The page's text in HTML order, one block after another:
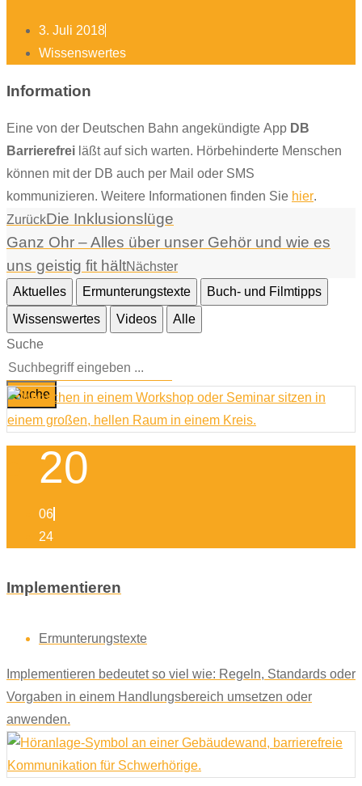
3. Juli 2018
Wissenswertes
Information
Eine von der Deutschen Bahn angekündigte App DB
Barrierefrei läßt auf sich warten. Hörbehinderte Menschen
können mit der DB auch per Mail oder SMS
kommunizieren. Weitere Informationen finden Sie hier.
ZurückDie Inklusionslüge
Ganz Ohr – Alles über unser Gehör und wie es
uns geistig fit hältNächster
Aktuelles
Ermunterungstexte
Buch- und Filmtipps
Wissenswertes
Videos
Alle
Suche
Suche
20
06
24
Implementieren
Ermunterungstexte
Implementieren bedeutet so viel wie: Regeln, Standards oder
Vorgaben in einem Handlungsbereich umsetzen oder
anwenden.